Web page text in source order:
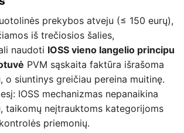
prekybos atveju (≤ 150 eurų),
iš trečiosios šalies,
naudoti IOSS vieno langelio principu
PVM sąskaita faktūra išrašoma
o siuntinys greičiau pereina muitinę.
IOSS mechanizmas nepanaikina
taikomų neįtrauktoms kategorijoms
priemonių.